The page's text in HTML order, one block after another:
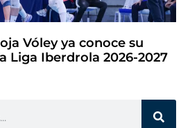
Vóley ya conoce su
Liga Iberdrola 2026-2027